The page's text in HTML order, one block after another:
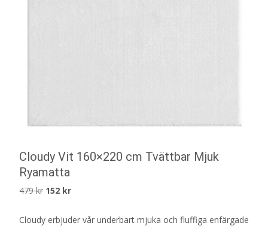
Cloudy Vit 160×220 cm Tvättbar Mjuk
Ryamatta
479kr Det
priset
152 krDet
priset
Cloudy erbjuder vår underbart mjuka och fluffiga enfärgade